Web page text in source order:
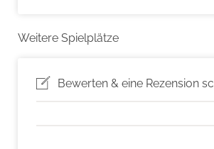
Weitere Spielplätze
Bewerten & eine Rezension